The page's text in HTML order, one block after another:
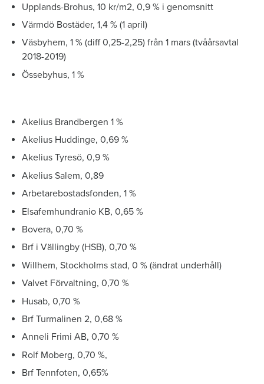
Upplands-Brohus, 10 kr/m2, 0,9 % i genomsnitt
Värmdö Bostäder, 1,4 % (1 april)
Väsbyhem, 1 % (diff 0,25-2,25) från 1 mars (tvåårsavtal
2018-2019)
Össebyhus, 1 %
Akelius Brandbergen 1 %
Akelius Huddinge, 0,69 %
Akelius Tyresö, 0,9 %
Akelius Salem, 0,89
Arbetarebostadsfonden, 1 %
Elsafemhundranio KB, 0,65 %
Bovera, 0,70 %
Brf i Vällingby (HSB), 0,70 %
Willhem, Stockholms stad, 0 % (ändrat underhåll)
Valvet Förvaltning, 0,70 %
Husab, 0,70 %
Brf Turmalinen 2, 0,68 %
Anneli Frimi AB, 0,70 %
Rolf Moberg, 0,70 %,
Brf Tennfoten, 0,65%